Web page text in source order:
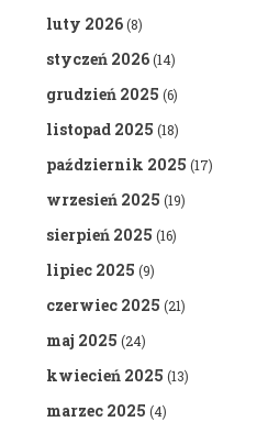
luty 2026(8)
styczeń 2026(14)
grudzień 2025 (6)
listopad 2025 (18)
październik 2025 (17)
wrzesień 2025 (19)
sierpień 2025 (16)
lipiec 2025 (9)
czerwiec 2025 (21)
maj 2025 (24)
kwiecień 2025 (13)
marzec 2025 (4)